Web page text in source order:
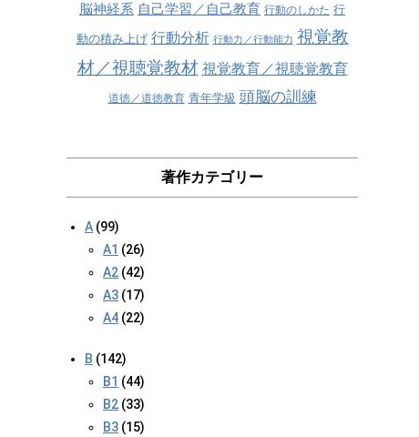
脳神経系 自己学習／自己教育 行動のしかた 行
動の積み上げ 行動分析 行動力／行動能力 視覚教
材／視聴覚教材 視覚教育／視聴覚教育
道徳／道徳教育 青年学級 頭脳の訓練
著作カテゴリー
A (99)
A1 (26)
A2 (42)
A3 (17)
A4 (22)
B (142)
B1 (44)
B2 (33)
B3 (15)